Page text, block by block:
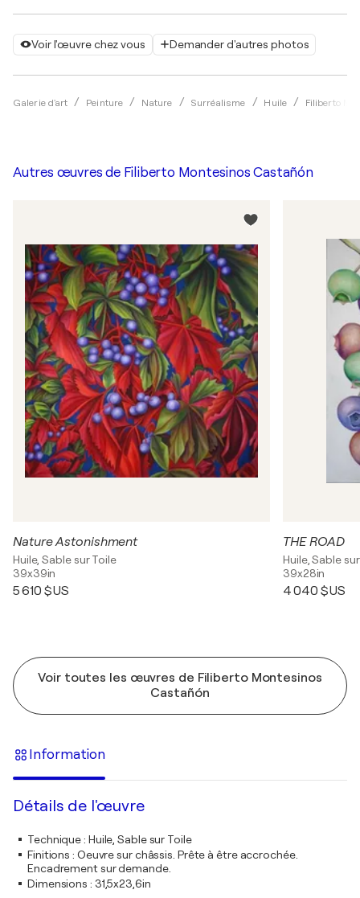
Voir l'œuvre chez vous Demander d'autres photos
Galerie d'art Peinture Nature Surréalisme Huile Filiberto
Autres œuvres de Filiberto Montesinos Castañón
Nature Astonishment
Huile, Sable sur Toile
39x39in
5 610 $US
THE ROAD
Huile, Sable
39x28in
4 040 $US
Voir toutes les œuvres de Filiberto Montesinos
Castañón
Information
Détails de l'œuvre
Technique: Huile, Sable sur Toile
Finitions : Oeuvre sur châssis. Prête à être accrochée.
Encadrement sur demande.
Dimensions : 31,5x23,6in